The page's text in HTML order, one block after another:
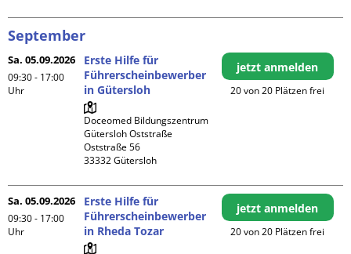
September
Sa. 05.09.2026
09:30 - 17:00
Uhr
Erste Hilfe für
Führerscheinbewerber
in Gütersloh
Doceomed Bildungszentrum
Gütersloh Oststraße
Oststraße 56
jetzt anmelden
20 von 20 Plätzen frei
Sa. 05.09.2026
09:30 - 17:00
Uhr
Erste Hilfe für
Führerscheinbewerber
in Rheda Tozar
jetzt anmelden
20 von 20 Plätzen frei